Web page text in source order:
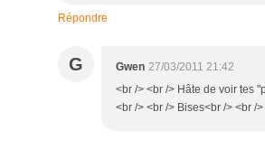
Répondre
G Gwen 27/03/2011 21:42
<br /> <br /> Hâte de voir tes
<br /> <br /> Bises<br /> <br /